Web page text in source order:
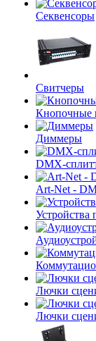
Секвенсоры
Свитчеры
Кнопочные
Диммеры
DMX-
Art-Net -
Устройства
Лючки
Лючки